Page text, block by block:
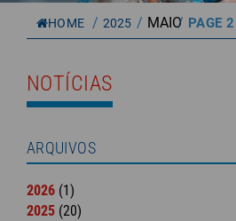
HOME / 2025 / MAIO
/ PAGE 2
NOTÍCIAS
ARQUIVOS
2026 (1)
2025 (20)